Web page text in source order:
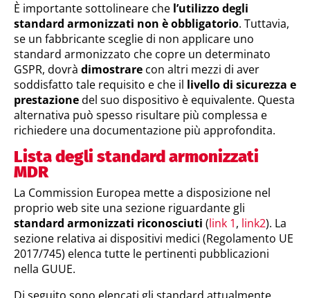
È importante sottolineare che l’utilizzo degli
standard armonizzati non è obbligatorio. Tuttavia,
se un fabbricante sceglie di non applicare uno
standard armonizzato che copre un determinato
GSPR, dovrà dimostrare con altri mezzi di aver
soddisfatto tale requisito e che il livello di sicurezza e
prestazionedel suo dispositivo è equivalente. Questa
alternativa può spesso risultare più complessa e
richiedere una documentazione più approfondita.
Lista degli standard armonizzati
MDR
La Commission Europea mette a disposizione nel
proprio web site una sezione riguardante gli
standard armonizzati riconosciuti (link 1, link2). La
sezione relativa ai dispositivi medici (Regolamento UE
2017/745) elenca tutte le pertinenti pubblicazioni
nella GUUE.